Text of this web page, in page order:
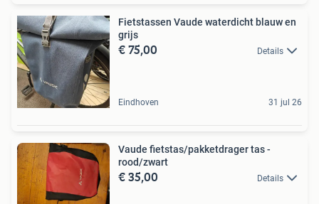
Fietstassen Vaude waterdicht blauw en
grijs
€ 75,00 Details
Eindhoven 31 jul 26
Vaude fietstas/pakketdrager tas -
rood/zwart
€ 35,00 Details